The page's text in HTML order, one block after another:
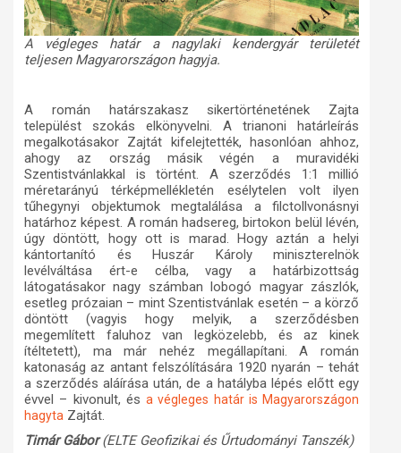
A végleges határ a nagylaki kendergyár területét
teljesen Magyarországon hagyja.
A román határszakasz sikertörténetének Zajta
települést szokás elkönyvelni. A trianoni határleírás
megalkotásakor Zajtát kifelejtették, hasonlóan ahhoz,
ahogy az ország másik végén a muravidéki
Szentistvánlakkal is történt. A szerződés 1:1 millió
méretarányú térképmellékletén esélytelen volt ilyen
tűhegynyi objektumok megtalálása a filctollvonásnyi
határhoz képest. A román hadsereg, birtokon belül lévén,
úgy döntött, hogy ott is marad. Hogy aztán a helyi
kántortanító és Huszár Károly miniszterelnök
levélváltása ért-e célba, vagy a határbizottság
látogatásakor nagy számban lobogó magyar zászlók,
esetleg prózaian – mint Szentistvánlak esetén – a körző
döntött (vagyis hogy melyik, a szerződésben
megemlített faluhoz van legközelebb, és az kinek
ítéltetett), ma már nehéz megállapítani. A román
katonaság az antant felszólítására 1920 nyarán – tehát
a szerződés aláírása után, de a hatályba lépés előtt egy
évvel – kivonult, és a végleges határ is Magyarországon
hagyta Zajtát.
Timár Gábor(ELTE Geofizikai és Űrtudományi Tanszék)